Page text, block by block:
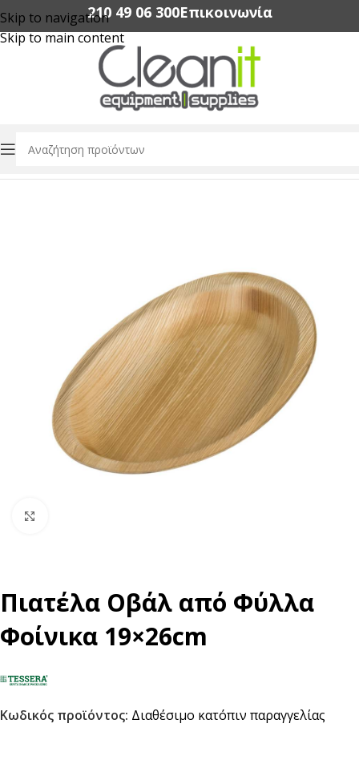
Skip to navigation
Skip to main content
210 49 06 300‬Επικοινωνία
Αρχική σελίδα/Συσκευασία Τροφίμων
Πιατέλα Οβάλ από Φύλλα
Φοίνικα 19×26cm
Κωδικός προϊόντος: Διαθέσιμο κατόπιν παραγγελίας